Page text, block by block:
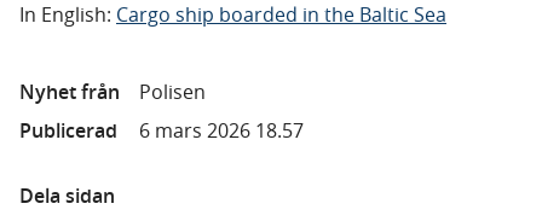
In English: Cargo ship boarded in the Baltic Sea
Nyhet från
Polisen
Publicerad
6 mars 2026 18.57
Dela sidan